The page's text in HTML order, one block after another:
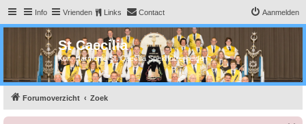
Info Vrienden Links Contact Aanmelden
St Caecilia
Kon. Harmonie St. Caecilia Spekholzerheide
Forumoverzicht Zoek